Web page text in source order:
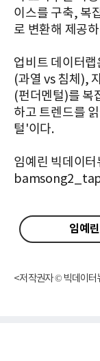
이스를 구축, 복
로 변환해 제공
업비트 데이터랩
(과열 vs 침체),
(펀더멘털)를 복
하고 트렌드를
털'이다.
임예린 빅데이터
임예
<저작권자 © 빅데이터